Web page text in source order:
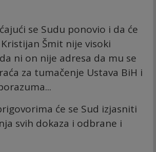
se Sudu ponovio i da će
Šmit nije visoki
ni on nije adresa da mu se
za tumačenje Ustava BiH i
će se Sud izjasniti
svih dokaza i odbrane i